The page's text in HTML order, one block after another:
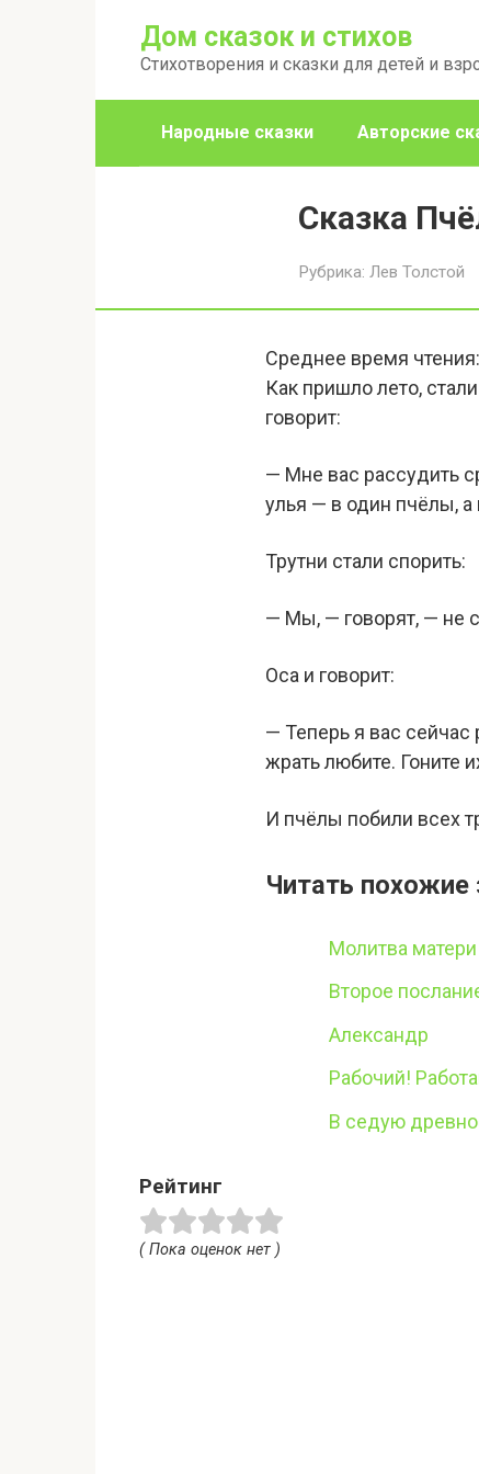
Дом сказок и стихов
Стихотворения и сказки для детей и
Народные сказки Авторские
Сказка
Рубрика: Лев Толстой
Среднее время чтения:
Как пришло лето,
говорит:
— Мне вас рассудить
улья — в один пчёлы, а
Трутни стали спорить:
— Мы, — говорят, — не
Оса и говорит:
— Теперь я вас сейчас
жрать любите. Гоните
И пчёлы побили всех
Читать похожие
Молитва матери
Второе
Александр
Рабочий!
В седую
Рейтинг
( Пока оценок нет )